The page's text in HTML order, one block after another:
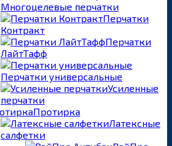
Многоцелевые перчатки
Перчатки
Контракт
Перчатки
ЛайтТафф
Перчатки универсальные
Усиленные
перчатки
Протирка
Латексные
салфетки